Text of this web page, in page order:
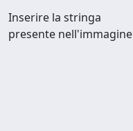
Inserire la stringa
presente nell'immagine